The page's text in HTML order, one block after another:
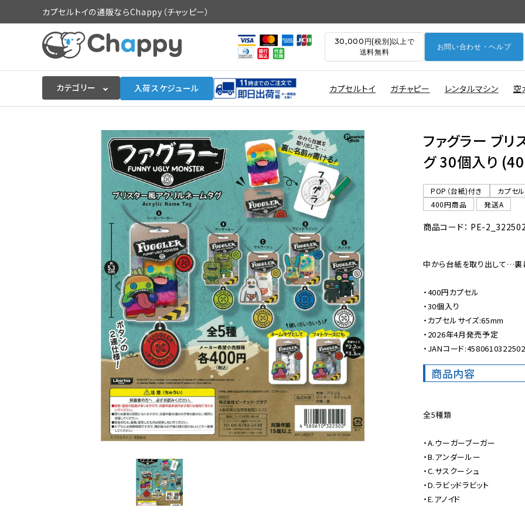
カプセルトイの通販ならChappy（チャッピー）
30,000円(税別)以上で
送料無料
お問い合わせ・ヘルプ
カテゴリー 入荷スケジュール カプセルトイ ガチャピー レンタルマシン 空
入荷スケジュールをチェック
カプセルトイマシン本体
景品・玩具・文具
販促用カプセルトイ
よくあるご質問
ご利用ガイド
06-6282-7659
ファグラー ブリ
グ 30個入り
POP（台紙)付き
カプセ
400円商品
発送A
商品コード： PE-2_322502
中から台紙を取り出して…裏
・400円カプセル
・30個入り
・カプセルサイズ:65mm
・2026年4月発売予定
・JANコード:4580610322502
商品内容
全5種類
・A.ウーガーブーガー
・B.アンダールー
・C.サスクーシュ
・D.ラビッドラビット
・E.アノイド